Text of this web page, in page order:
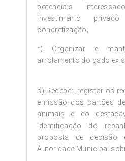
potenciais
investimento
concretização;
r) Organizar e
arrolamento do gado
s) Receber, registar os
emissão dos cartões
animais e do
identificação do
proposta de decisão
Autoridade Municipal